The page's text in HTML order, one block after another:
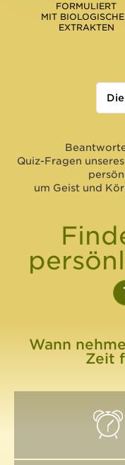
Quiz-Fragen
um Geist und
FORMULIERT
MIT
EXTRAKTEN
Wann
Zeit